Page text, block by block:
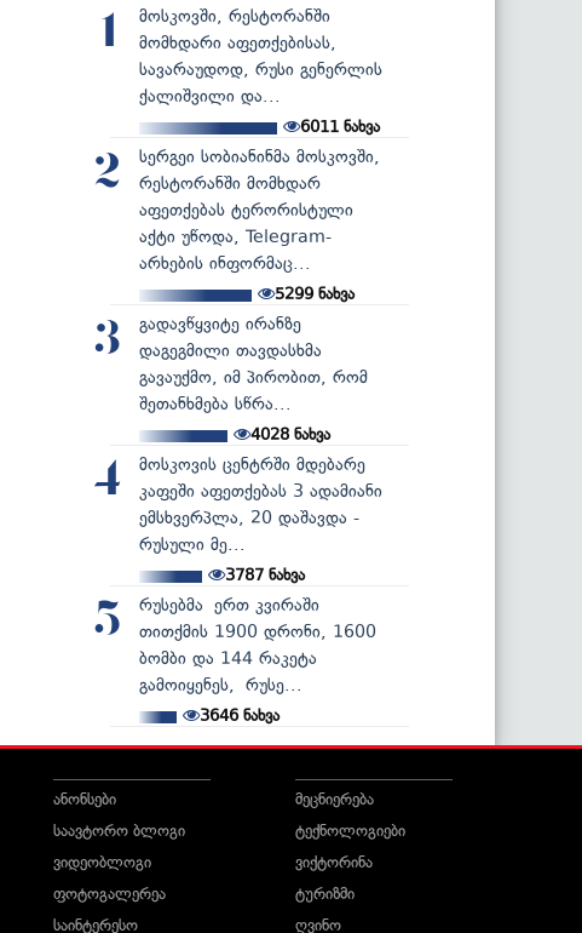
1
მოსკოვში, რესტორანში
მომხდარი აფეთქებისას,
სავარაუდოდ, რუსი გენერლის
ქალიშვილი და...
6011 ნახვა
2
სერგეი სობიანინმა მოსკოვში,
რესტორანში მომხდარ
აფეთქებას ტერორისტული
აქტი უწოდა, Telegram-
არხების ინფორმაც...
5299 ნახვა
3
გადავწყვიტე ირანზე
დაგეგმილი თავდასხმა
გავაუქმო, იმ პირობით, რომ
შეთანხმება სწრა...
4028ნახვა
4
მოსკოვის ცენტრში მდებარე
კაფეში აფეთქებას 3 ადამიანი
ემსხვერპლა, 20 დაშავდა -
რუსული მე...
3787ნახვა
5
რუსებმა ერთ კვირაში
თითქმის 1900 დრონი, 1600
ბომბი და 144 რაკეტა
გამოიყენეს, რუსე...
3646ნახვა
ანონსები
საავტორო ბლოგი
ვიდეობლოგი
ფოტოგალერეა
საინტერესო
მეცნიერება
ტექნოლოგიები
ვიქტორინა
ტურიზმი
ღვინო